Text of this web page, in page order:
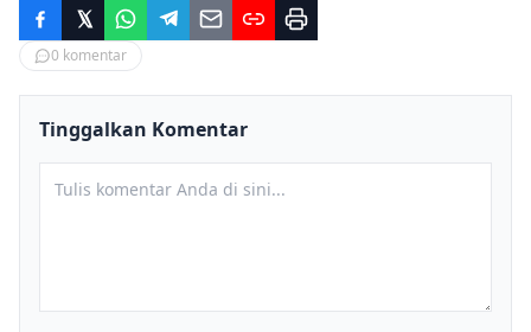
0 komentar
Tinggalkan Komentar